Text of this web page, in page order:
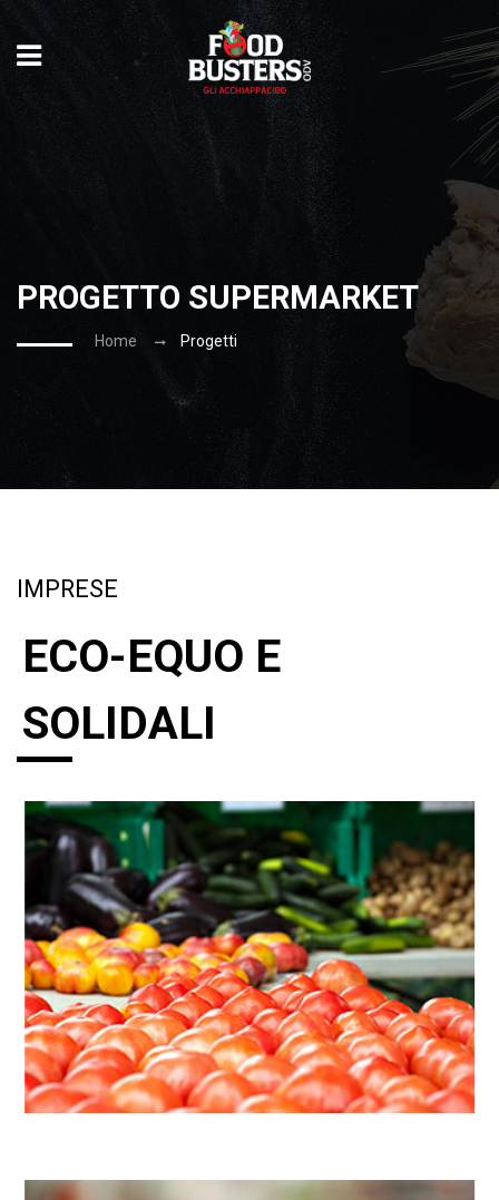
PROGETTO SUPERMARKET
Home Progetti
IMPRESE
ECO-EQUO E
SOLIDALI